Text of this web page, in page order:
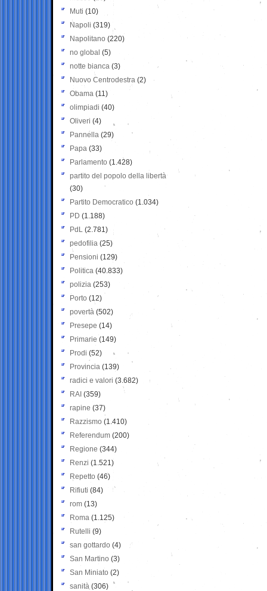
Muti (10)
Napoli (319)
Napolitano (220)
no global (5)
notte bianca (3)
Nuovo Centrodestra (2)
Obama (11)
olimpiadi (40)
Oliveri (4)
Pannella (29)
Papa (33)
Parlamento (1.428)
partito del popolo della libertà
(30)
Partito Democratico (1.034)
PD (1.188)
PdL (2.781)
pedofilia (25)
Pensioni (129)
Politica (40.833)
polizia (253)
Porto (12)
povertà (502)
Presepe (14)
Primarie (149)
Prodi (52)
Provincia (139)
radici e valori (3.682)
RAI (359)
rapine (37)
Razzismo (1.410)
Referendum (200)
Regione (344)
Renzi (1.521)
Repetto (46)
Rifiuti (84)
rom (13)
Roma (1.125)
Rutelli (9)
san gottardo (4)
San Martino (3)
San Miniato (2)
sanità (306)